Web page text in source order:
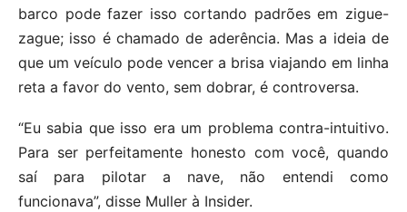
barco pode fazer isso cortando padrões em zigue-
zague; isso é chamado de aderência. Mas a ideia de
que um veículo pode vencer a brisa viajando em linha
reta a favor do vento, sem dobrar, é controversa.
“Eu sabia que isso era um problema contra-intuitivo.
Para ser perfeitamente honesto com você, quando
saí para pilotar a nave, não entendi como
funcionava”, disse Muller à Insider.